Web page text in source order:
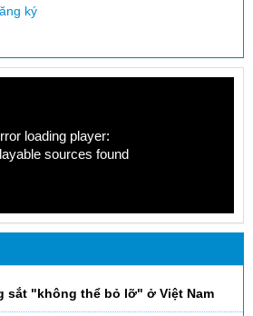
ký
loading player:
sources found
sắt "không thể bỏ lỡ" ở Việt Nam